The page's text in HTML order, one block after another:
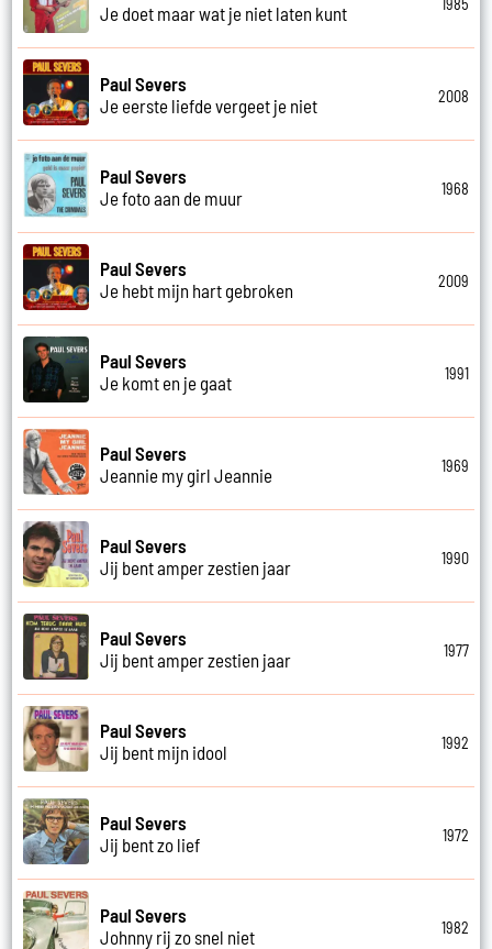
Je doet maar wat je niet laten kunt
Paul Severs
Je eerste liefde vergeet je niet
2008
Paul Severs
Je foto aan de muur
1968
Paul Severs
Je hebt mijn hart gebroken
2009
Paul Severs
Je komt en je gaat
1991
Paul Severs
Jeannie my girl Jeannie
1969
Paul Severs
Jij bent amper zestien jaar
1990
Paul Severs
Jij bent amper zestien jaar
1977
Paul Severs
Jij bent mijn idool
1992
Paul Severs
Jij bent zo lief
1972
Paul Severs
Johnny rij zo snel niet
1982